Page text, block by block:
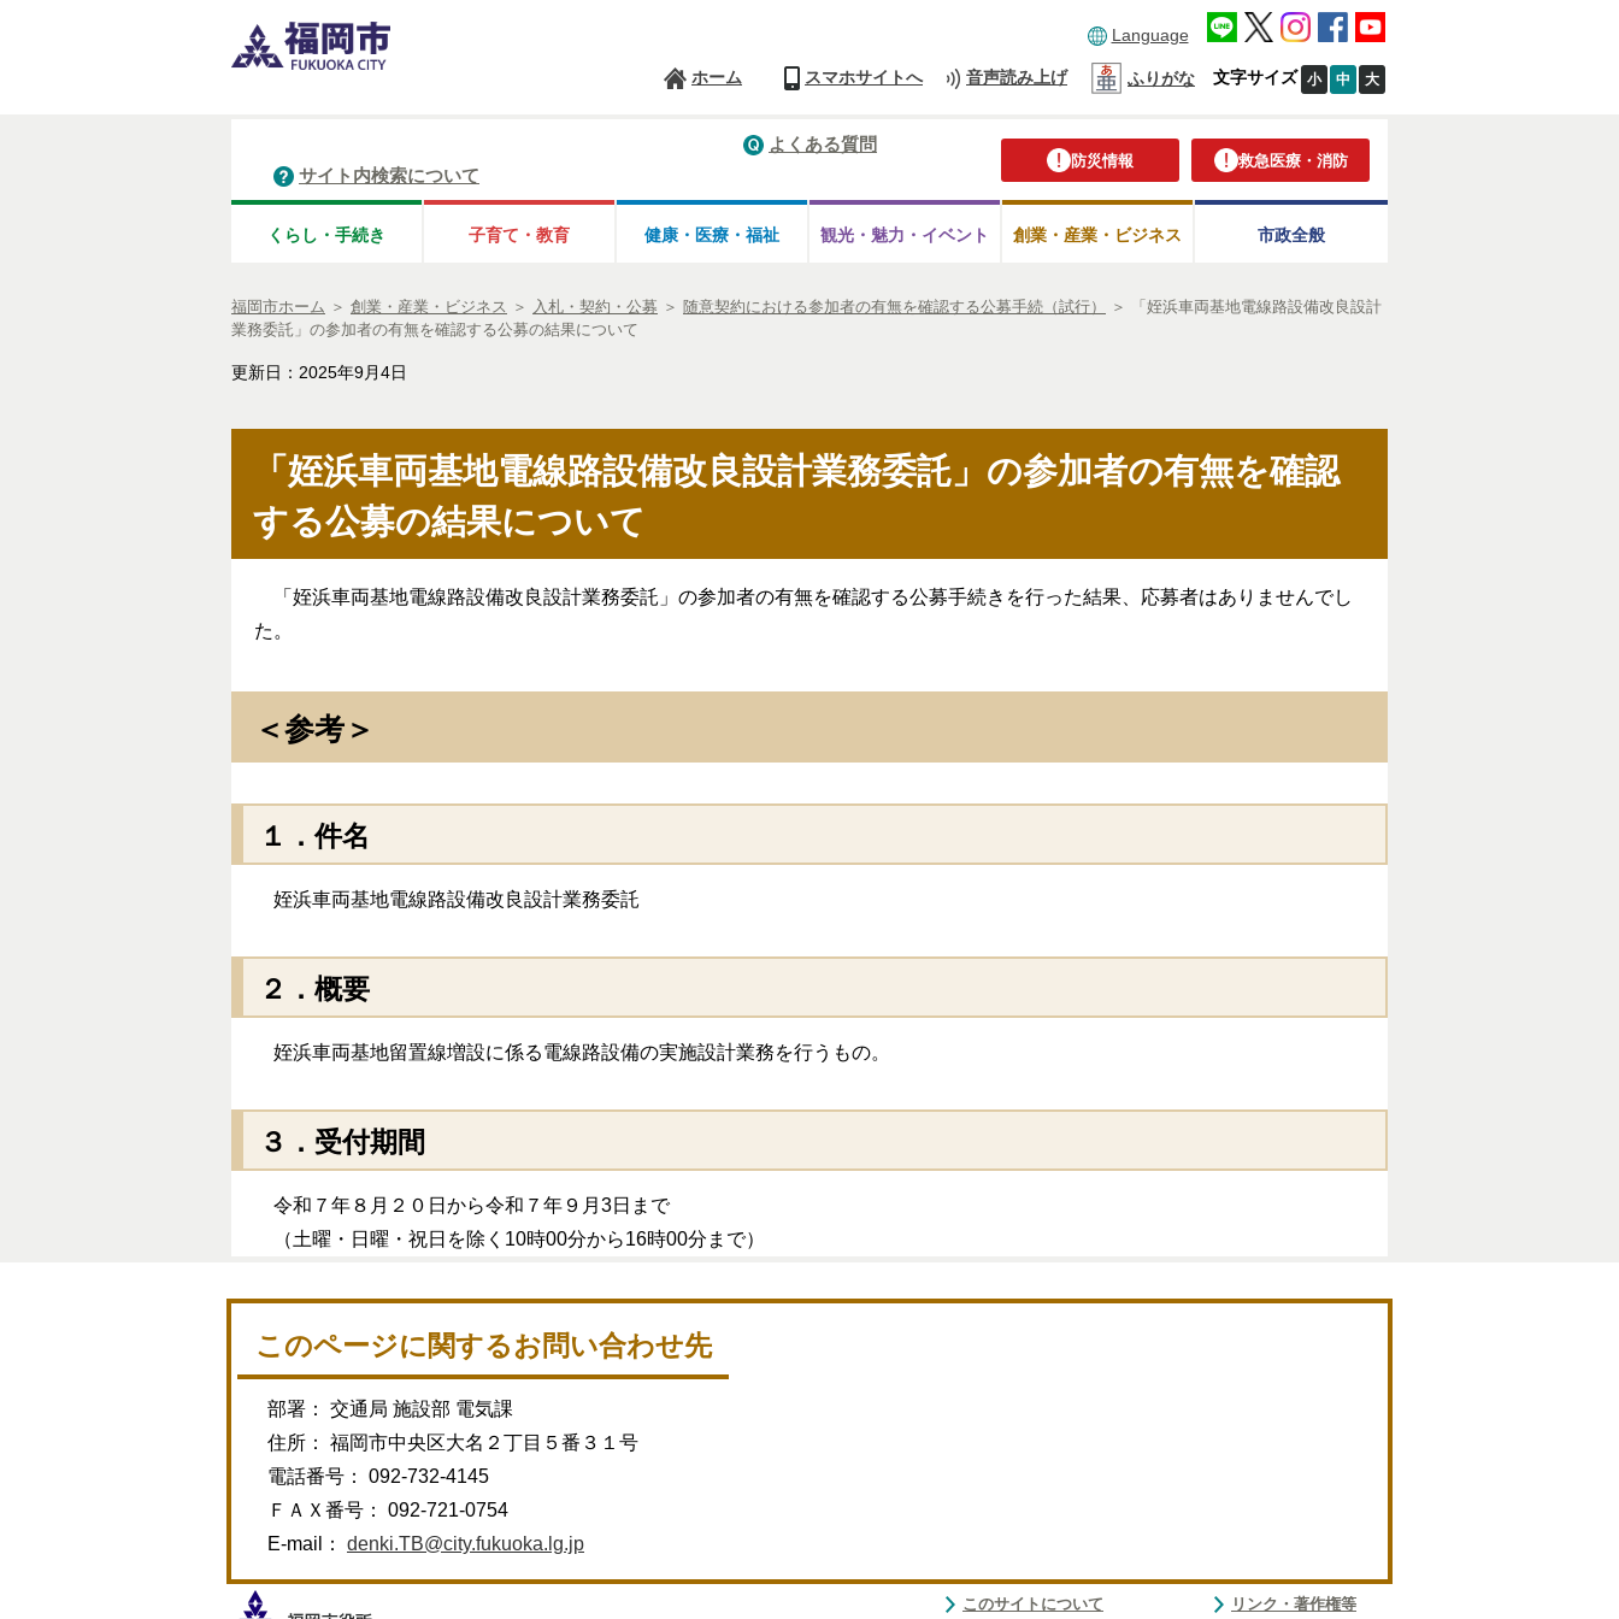
Language
ホーム スマホサイトへ 音声読み上げ ふりがな 文字サイズ 小 中 大
防災情報 救急医療・消防
よくある質問
サイト内検索について
くらし・手続き 子育て・教育 健康・医療・ 福祉 観光・魅力・ イベント 創業・産業・ビジネス 市政全般
福岡市ホーム ＞ 創業・産業・ビジネス ＞ 入札・契約・公募 ＞ 随意契約における参加者の有無を確認する公募手続（試行） ＞
「姪浜車両基地電線路設備改良設計
業務委託」の参加者の有無を確認する公募の結果について
更新日：2025年9月4日
「姪浜車両基地電線路設備改良設計業務委託」の参加者の有無を確認
する公募の結果について
「姪浜車両基地電線路設備改良設計業務委託」の参加者の有無を確認する公募手続きを行った結果、応募者はありませんでし
た。
＜参考＞
１．件名
姪浜車両基地電線路設備改良設計業務委託
２．概要
姪浜車両基地留置線増設に係る電線路設備の実施設計業務を行うもの。
３．受付期間
令和７年８月２０日から令和７年９月3日まで
（土曜・日曜・祝日を除く10時00分から16時00分まで）
このページに関するお問い合わせ先
部署： 交通局 施設部 電気課
住所： 福岡市中央区大名２丁目５番３１号
電話番号： 092-732-4145
ＦＡＸ番号： 092-721-0754
E-mail： denki.TB@city.fukuoka.lg.jp
このサイトについて リンク・著作権等